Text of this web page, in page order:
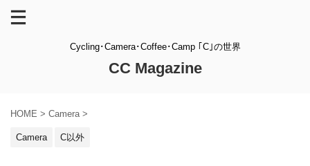
Cycling･Camera･Coffee･Camp ｢C｣の世界
CC Magazine
HOME > Camera >
Camera C以外